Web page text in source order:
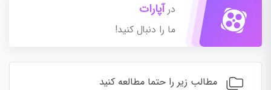
درآپارات
ما را دنبال کنید!
مطالب زیر را حتما مطالعه کنید